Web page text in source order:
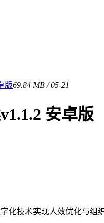
版69.84 MB / 05-21
安卓版
化技术实现人效优化与